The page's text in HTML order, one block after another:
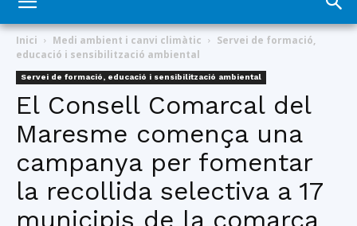
Comarcal
del
Inici Medi ambient i canvi climàtic
Servei de formació,
educació i sensibilització ambiental
Servei de formació, educació i sensibilització ambiental
El Consell Comarcal del
Maresme comença una
campanya per fomentar
la recollida selectiva a 17
municipis de la comarca